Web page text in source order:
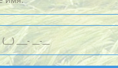
объемность – в такую тару
разной формы. Ее легко
и брать с собой для
вещей, купленных